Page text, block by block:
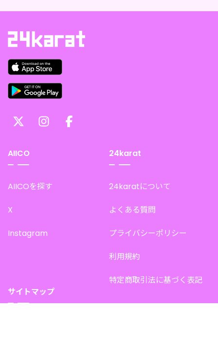
AIICO
AIICOを探す
X
Instagram
24karat
24karatについて
よくある質問
プライバシーポリシー
利用規約
特定商取引法に基づく表記
サイトマップ